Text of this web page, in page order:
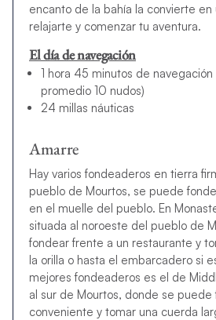
encanto de la bahía la convierte en
relajarte y comenzar tu aventura.
El día de navegación
1 hora 45 minutos de
promedio 10 nudos)
24 millas náuticas
Amarre
Hay varios fondeaderos en tierra
pueblo de Mourtos, se puede
en el muelle del pueblo. En
situada al noroeste del pueblo de
fondear frente a un restaurante y
la orilla o hasta el embarcadero si
mejores fondeaderos es el de
al sur de Mourtos, donde se
conveniente y tomar una cuerda